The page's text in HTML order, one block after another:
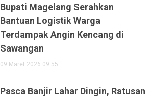
Bupati Magelang Serahkan
Bantuan Logistik Warga
Terdampak Angin Kencang di
Sawangan
09 Maret 2026 09:55
Pasca Banjir Lahar Dingin, Ratusan